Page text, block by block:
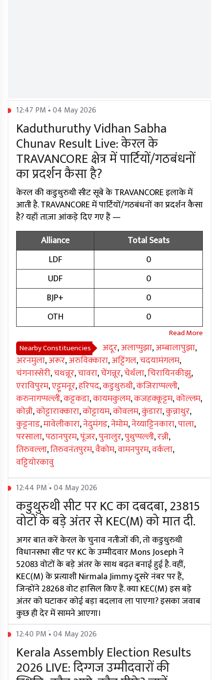
12:47 PM • 04 May 2026
Kaduthuruthy Vidhan Sabha
Chunav Result Live: केरल के
TRAVANCORE क्षेत्र में पार्टियों/गठबंधनों
का प्रदर्शन कैसा है?
केरल की कडुथुरुथी सीट सूबे के TRAVANCORE इलाके में
आती है. TRAVANCORE में पार्टियों/गठबंधनों का प्रदर्शन कैसा
है? यहाँ ताज़ा आंकड़े दिए गए हैं —
Alliance
Total Seats
LDF
0
UDF
0
BJP+
0
OTH
0
Nearby Constituencies अदूर,अलाप्पुझा,अम्बालापुझा,
अरनमुला,अरूर,अरुविक्कारा,अट्टिंगल,चदयामंगलम,
चंगनास्सेरी,चथन्नूर,चावरा,चेंगन्नूर,चेर्थला,चिरायिनकीझु,
एराविपुरम,एट्टूमनूर,हरिपद,कडुथुरुथी,कंजिराप्पल्ली,
करुनागप्पल्ली,कट्टकडा,कायमकुलम,कजहक्कूट्टम,कोल्लम,
कोन्नी,कोट्टाराक्कारा,कोट्टायम,कोवलम,कुंडारा,कुन्नाथुर,
कुट्टनाड,मावेलीकारा,नेदुमंगड,नेमोम,नेय्याट्टिनकारा,पाला,
परसाला,पठानपुरम,पूंजर,पुनालुर,पुथुप्पल्ली,रन्नी,
तिरुवल्ला,तिरुवनंतपुरम,वैकोम,वामनपुरम,वर्कला,
वट्टियोरकावु
12:44 PM • 04 May 2026
कडुथुरुथी सीट पर KC का दबदबा, 23815
वोटों के बड़े अंतर से KEC(M) को मात दी.
अगर बात करें केरल के चुनाव नतीजों की, तो कडुथुरुथी
विधानसभा सीट पर KC के उम्मीदवार Mons Joseph ने
52083 वोटों के बड़े अंतर के साथ बढ़त बनाई हुई है. वहीं,
KEC(M) के प्रत्याशी Nirmala Jimmy दूसरे नंबर पर हैं,
जिन्होंने 28268 वोट हासिल किए हैं. क्या KEC(M) इस बड़े
अंतर को घटाकर कोई बड़ा बदलाव ला पाएगा? इसका जवाब
कुछ ही देर में सामने आएगा।
12:40 PM • 04 May 2026
Kerala Assembly Election Results
2026 LIVE: दिग्गज उम्मीदवारों की